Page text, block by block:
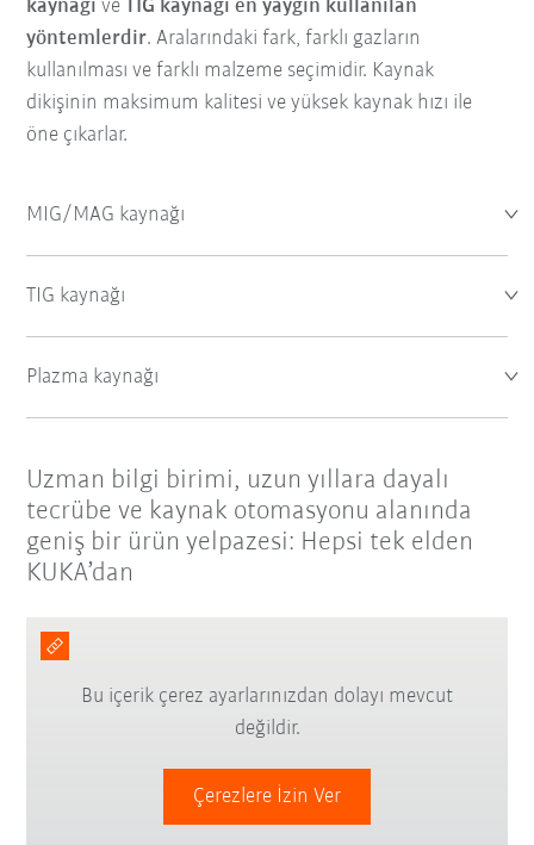
kaynağıveTIG kaynağı en yaygın kullanılan
yöntemlerdir. Aralarındaki fark, farklı gazların
kullanılması ve farklı malzeme seçimidir. Kaynak
dikişinin maksimum kalitesi ve yüksek kaynak hızı ile
öne çıkarlar.
MIG/MAG kaynağı
TIG kaynağı
Plazma kaynağı
Uzman bilgi birimi, uzun yıllara dayalı
tecrübe ve kaynak otomasyonu alanında
geniş bir ürün yelpazesi: Hepsi tek elden
KUKA’dan
Bu içerik çerez ayarlarınızdan dolayı mevcut
değildir.
Çerezlere İzin Ver